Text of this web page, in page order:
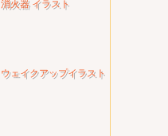
消火器 イラスト
ウェイクアップイラスト